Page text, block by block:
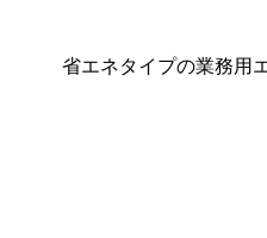
省エネタイプの業務用